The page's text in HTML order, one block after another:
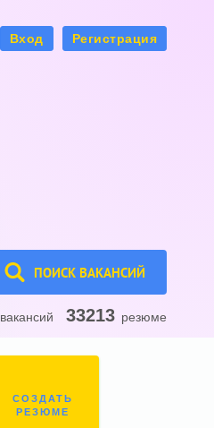
Вход Регистрация
ПОИСК ВАКАНСИЙ
вакансий 33213 резюме
СОЗДАТЬ
РЕЗЮМЕ